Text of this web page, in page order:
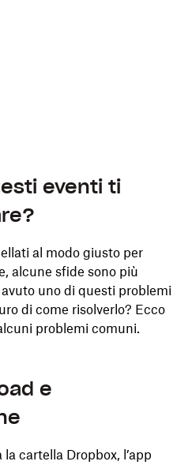
eventi ti
al modo giusto per
alcune sfide sono più
uno di questi problemi
di come risolverlo? Ecco
problemi comuni.
e
cartella Dropbox, l’app